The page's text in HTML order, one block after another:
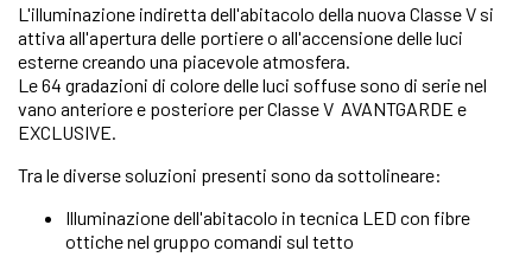
L'illuminazione indiretta dell'abitacolo della nuova Classe V si
attiva all'apertura delle portiere o all'accensione delle luci
esterne creando una piacevole atmosfera.
Le 64 gradazioni di colore delle luci soffuse sono di serie nel
vano anteriore e posteriore per Classe V AVANTGARDE e
EXCLUSIVE.
Tra le diverse soluzioni presenti sono da sottolineare:
Illuminazione dell'abitacolo in tecnica LED con fibre
ottiche nel gruppo comandi sul tetto